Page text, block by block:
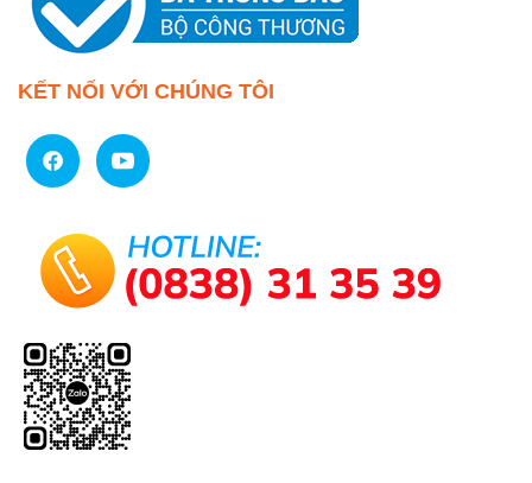
KẾT NỐI VỚI CHÚNG TÔI